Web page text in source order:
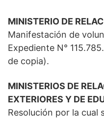
MINISTERIO DE
Manifestación de
Expediente N°
de copia).
MINISTERIOS DE
EXTERIORES Y DE
Resolución por la cual